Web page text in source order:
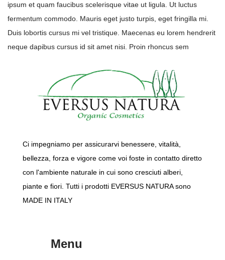
ipsum et quam faucibus scelerisque vitae ut ligula. Ut luctus
fermentum commodo. Mauris eget justo turpis, eget fringilla mi.
Duis lobortis cursus mi vel tristique. Maecenas eu lorem hendrerit
neque dapibus cursus id sit amet nisi. Proin rhoncus sem
Ci impegniamo per assicurarvi benessere, vitalità,
bellezza, forza e vigore come voi foste in contatto diretto
con l'ambiente naturale in cui sono cresciuti alberi,
piante e fiori. Tutti i prodotti EVERSUS NATURA sono
MADE IN ITALY
Menu